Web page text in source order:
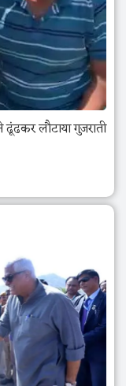
लौटाया गुजराती